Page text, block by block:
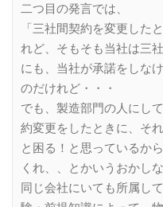
二つ目の発言では、
「三社間契約を変更した
れど、そもそも当社は三
にも、当社が承諾をしな
のだけれど・・・
でも、製造部門の人にし
約変更をしたときに、そ
と困る！と思っているか
くれ、、とかいうおかし
同じ会社にいても所属し